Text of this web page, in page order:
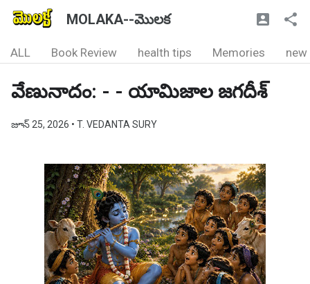
MOLAKA--మొలక
ALL Book Review health tips Memories new
వేణునాదం: - - యామిజాల జగదీశ్
జూన్ 25, 2026 • T. VEDANTA SURY